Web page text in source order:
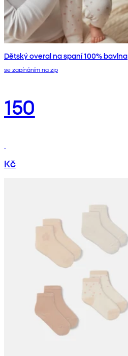
Dětský overal na spaní 100% bavlna
se zapínáním na zip
150
Kč